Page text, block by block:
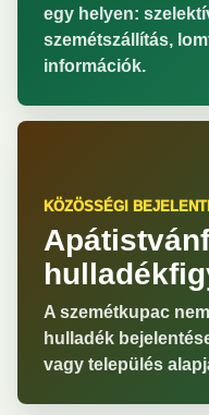
egy helyen:
szemétszállítás,
információk.
KÖZÖSSÉGI
A szemétkupac
hulladék
vagy település